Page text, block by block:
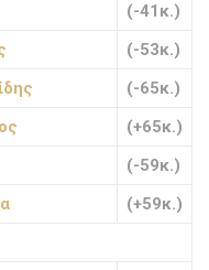
(-41κ.)
(-53κ.)
(-65κ.)
(+65κ.)
(-59κ.)
(+59κ.)